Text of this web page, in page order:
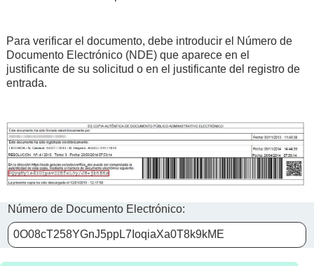
Para verificar el documento, debe introducir el Número de
Documento Electrónico (NDE) que aparece en el
justificante de su solicitud o en el justificante del registro de
entrada.
Número de Documento Electrónico: